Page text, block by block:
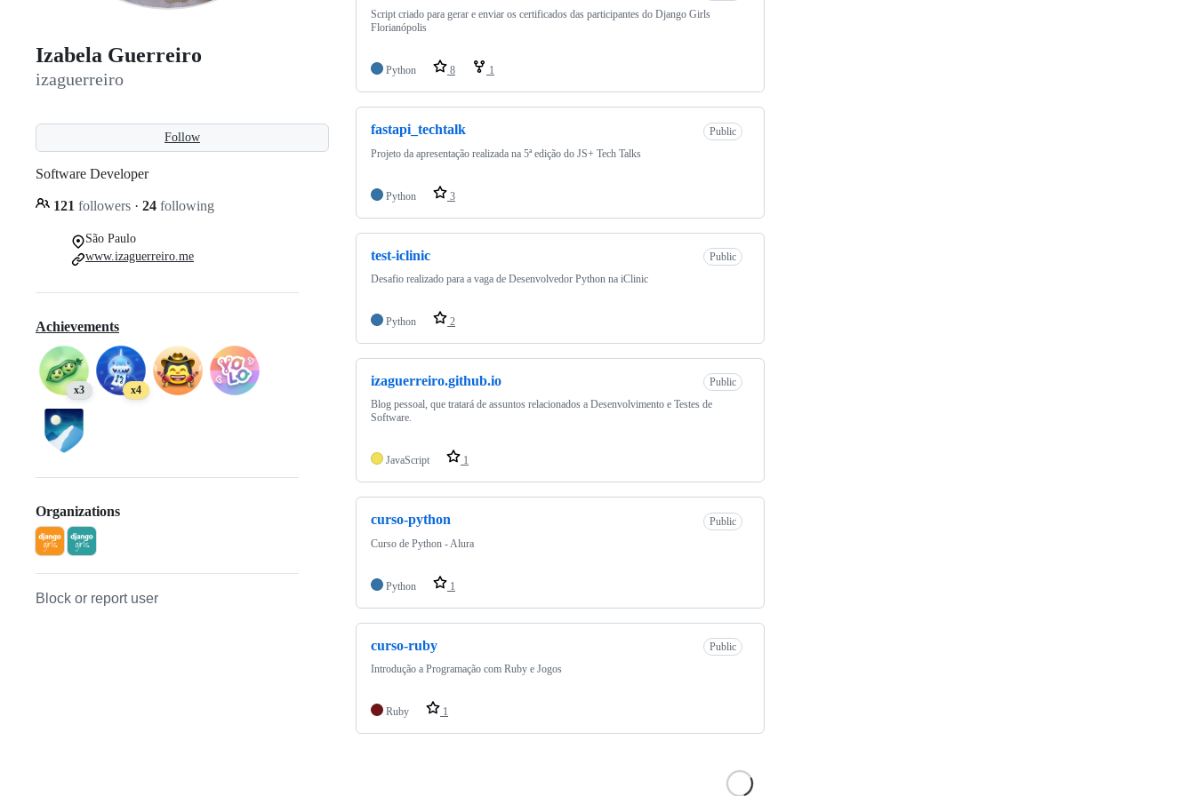
Izabela Guerreiro
izaguerreiro
Follow
Software Developer
121 followers · 24 following
São Paulo
www.izaguerreiro.me
Achievements
x3 x4
Organizations
Block or report user
Script criado para gerar e enviar os certificados das participantes do Django Girls
Florianópolis
Python 8 1
fastapi_techtalk
Public
Projeto da apresentação realizada na 5ª edição do JS+ Tech Talks
Python 3
test-iclinic
Public
Desafio realizado para a vaga de Desenvolvedor Python na iClinic
Python 2
izaguerreiro.github.io
Public
Blog pessoal, que tratará de assuntos relacionados a Desenvolvimento e Testes de
Software.
JavaScript 1
curso-python
Public
Curso de Python - Alura
Python 1
curso-ruby
Public
Introdução a Programação com Ruby e Jogos
Ruby 1